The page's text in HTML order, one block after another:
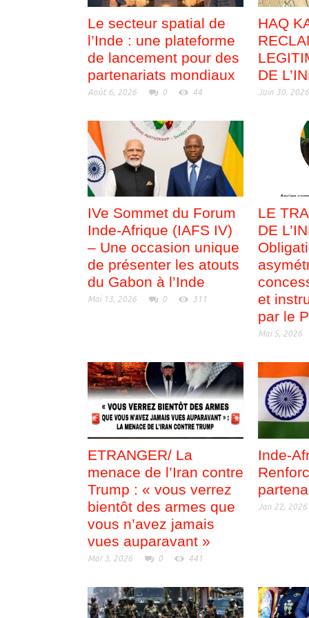
Le secteur spatial de
l’Inde : une plateforme
de lancement pour des
partenariats mondiaux
Août 6, 2026 0 44
HAQ
DE
Juin 30, 2026
IVe Sommet du Forum
Inde-Afrique (IAFS IV)
– Une occasion unique
de présenter les atouts
du Gabon à l’Inde
Mai 13, 2026 0 311
LE
DE
et
par le
Mai 5, 2026
ETRANGER/ La
menace de l’Iran contre
Trump : « vous verrez
bientôt des armes que
vous n’avez jamais
vues auparavant »
Mar 3, 2026 0 441
Inde-
Jan 22, 2026